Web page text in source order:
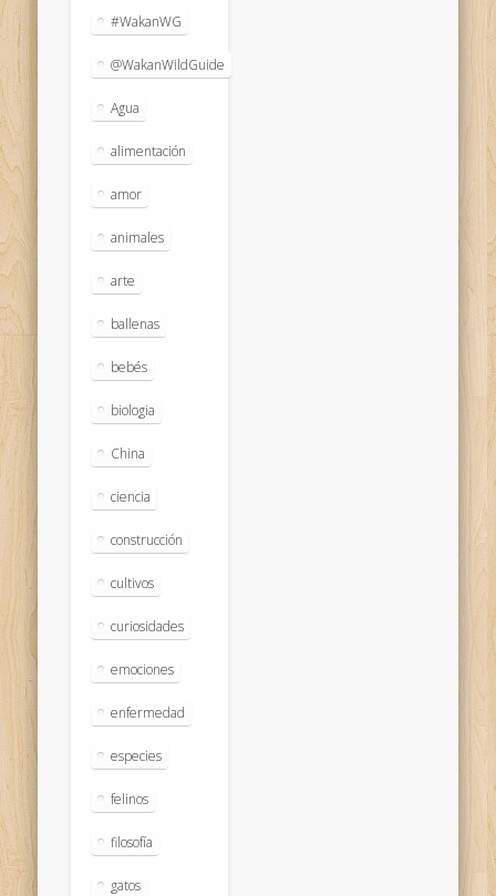
#WakanWG
@WakanWildGuide
Agua
alimentación
amor
animales
arte
ballenas
bebés
biologia
China
ciencia
construcción
cultivos
curiosidades
emociones
enfermedad
especies
felinos
filosofía
gatos